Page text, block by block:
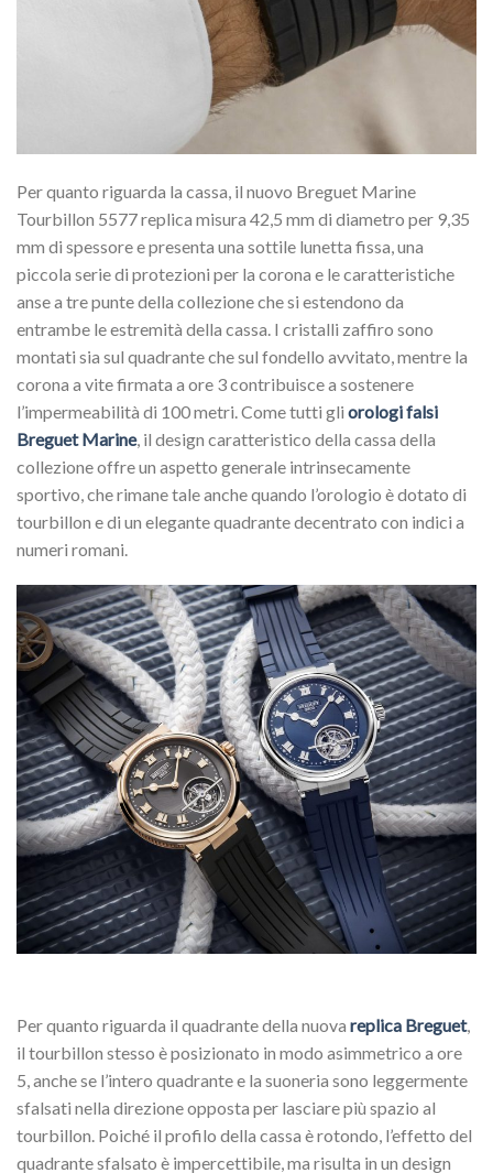
Per quanto riguarda la cassa, il nuovo Breguet Marine
Tourbillon 5577 replica misura 42,5 mm di diametro per 9,35
mm di spessore e presenta una sottile lunetta fissa, una
piccola serie di protezioni per la corona e le caratteristiche
anse a tre punte della collezione che si estendono da
entrambe le estremità della cassa. I cristalli zaffiro sono
montati sia sul quadrante che sul fondello avvitato, mentre la
corona a vite firmata a ore 3 contribuisce a sostenere
l’impermeabilità di 100 metri. Come tutti gli orologi falsi
Breguet Marine, il design caratteristico della cassa della
collezione offre un aspetto generale intrinsecamente
sportivo, che rimane tale anche quando l’orologio è dotato di
tourbillon e di un elegante quadrante decentrato con indici a
numeri romani.
Per quanto riguarda il quadrante della nuova replica Breguet,
il tourbillon stesso è posizionato in modo asimmetrico a ore
5, anche se l’intero quadrante e la suoneria sono leggermente
sfalsati nella direzione opposta per lasciare più spazio al
tourbillon. Poiché il profilo della cassa è rotondo, l’effetto del
quadrante sfalsato è impercettibile, ma risulta in un design